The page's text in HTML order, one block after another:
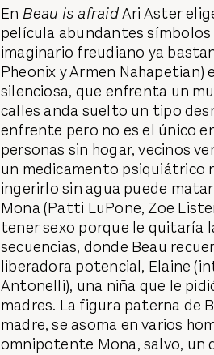
En Beau is afraidAri Aster
película abundantes
imaginario freudiano ya
Pheonix y Armen Nahapetian)
silenciosa, que enfrenta un
calles anda suelto un tipo
enfrente pero no es el único
personas sin hogar, vecinos
un medicamento psiquiátrico
ingerirlo sin agua puede
Mona (Patti LuPone, Zoe
tener sexo porque le quitaría
secuencias, donde Beau
liberadora potencial, Elaine
Antonelli), una niña que le
madres. La figura paterna de
madre, se asoma en varios
omnipotente Mona, salvo, un